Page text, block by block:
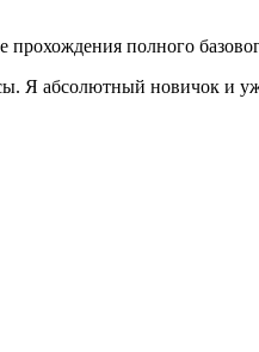
полного
Я абсолютный новичок и